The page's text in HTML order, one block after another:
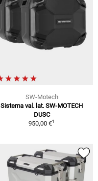
SW-Motech
Sistema val. lat. SW-MOTECH
DUSC
950,00 €1